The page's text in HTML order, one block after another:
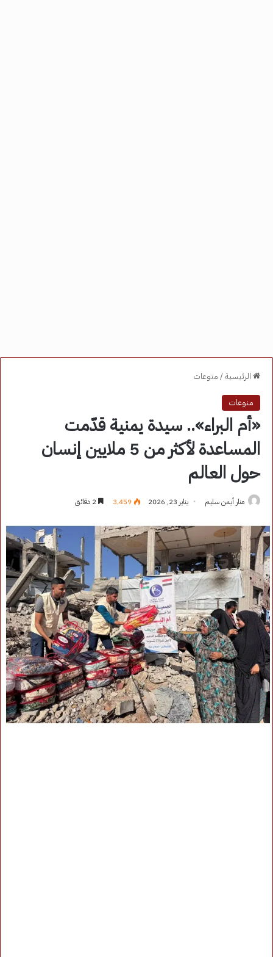
الرئيسية/ منوعات
منوعات
«أم البراء».. سيدة يمنية قدّمت
المساعدة لأكثر من 5 ملايين إنسان
حول العالم
منار أيمن سليم يناير 23, 2026 3٬459